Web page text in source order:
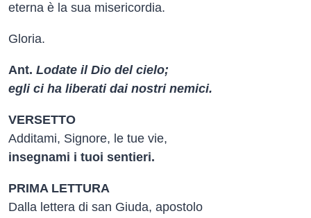
eterna è la sua misericordia.
Gloria.
Ant. Lodate il Dio del cielo;
egli ci ha liberati dai nostri nemici.
VERSETTO
Additami, Signore, le tue vie,
insegnami i tuoi sentieri.
PRIMA LETTURA
Dalla lettera di san Giuda, apostolo